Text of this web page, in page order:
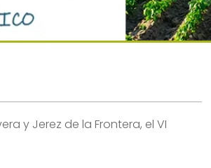
y Jerez de la Frontera, el VI